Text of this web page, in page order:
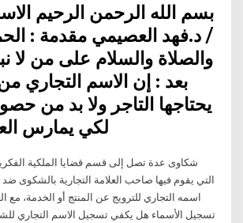
بسم الله الرحمن الرحيم
/ د.فهد العصيمي مقدمة :
والصلاة والسلام على من لا
بعد : إن الاسم التجاري
يحتاجها التاجر ولا بد من
لكي يمارس
شكاوى عدة تصل إلى قسم قضايا الملكية الفكرية
التي يقوم فيها صاحب العلامة التجارية بالشكوى
اسمه التجاري للترويج عن المنتج أو الخدمة، مع
تسجيل الأسماء هل يكفي تسجيل الاسم التجاري